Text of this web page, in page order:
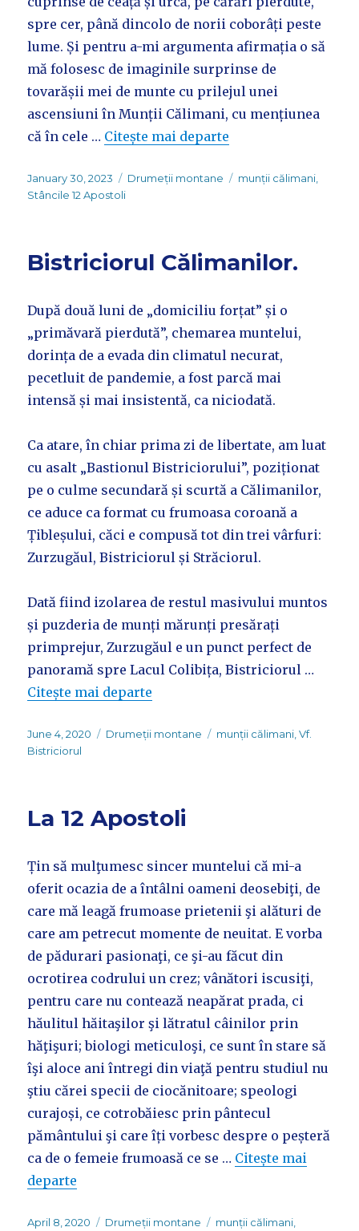
spre cer, până dincolo de norii coborâți peste
lume. Și pentru a-mi argumenta afirmația o să
mă folosesc de imaginile surprinse de
tovarășii mei de munte cu prilejul unei
ascensiuni în Munții Călimani, cu mențiunea
că în cele … Citește mai departe
Posted
on
January 30, 2023 Categories
Drumeții montane Tags
munții călimani
Stâncile 12 Apostoli
Bistriciorul Călimanilor.
După două luni de „domiciliu forțat” și o
„primăvară pierdută”, chemarea muntelui,
dorința de a evada din climatul necurat,
pecetluit de pandemie, a fost parcă mai
intensă și mai insistentă, ca niciodată.
Ca atare, în chiar prima zi de libertate, am luat
cu asalt „Bastionul Bistriciorului”, poziționat
pe o culme secundară și scurtă a Călimanilor,
ce aduce ca format cu frumoasa coroană a
Țibleșului, căci e compusă tot din trei vârfuri:
Zurzugăul, Bistriciorul și Străciorul.
Dată fiind izolarea de restul masivului muntos
și puzderia de munți mărunți presărați
primprejur, Zurzugăul e un punct perfect de
panoramă spre Lacul Colibița, Bistriciorul …
Citește mai departe
Posted
on
June 4, 2020 Categories
Drumeții montane Tags
munții călimani ,Vf.
Bistriciorul
La 12 Apostoli
Țin să mulţumesc sincer muntelui că mi-a
oferit ocazia de a întâlni oameni deosebiţi, de
care mă leagă frumoase prietenii şi alături de
care am petrecut momente de neuitat. E vorba
de pădurari pasionaţi, ce şi-au făcut din
ocrotirea codrului un crez; vânători iscusiţi,
pentru care nu contează neapărat prada, ci
hăulitul hăitaşilor şi lătratul câinilor prin
hăţişuri; biologi meticuloşi, ce sunt în stare să
îşi aloce ani întregi din viaţă pentru studiul nu
ştiu cărei specii de ciocănitoare; speologi
curajoși, ce cotrobăiesc prin pântecul
pământului şi care îți vorbesc despre o peșteră
ca de o femeie frumoasă ce se … Citește mai
departe
Posted
April 8, 2020 Categories
Drumeții montane Tags
munții călimani